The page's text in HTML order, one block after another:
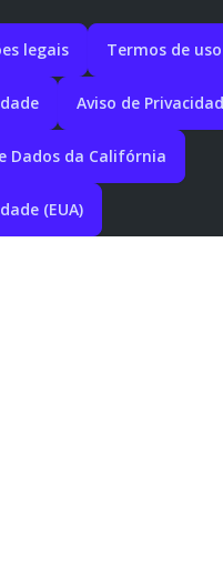
legais Termos de
Aviso de
Dados da Califórnia
(EUA)